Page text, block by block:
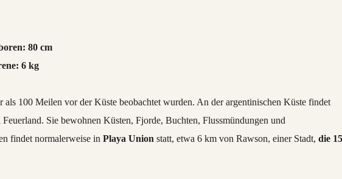
80 cm
6 kg
als 100 Meilen vor der Küste beobachtet wurden. An der argentinischen Küste findet
Sie bewohnen Küsten, Fjorde, Buchten, Flussmündungen und
findet normalerweise inPlaya Union statt, etwa 6 km von Rawson, einer Stadt,die